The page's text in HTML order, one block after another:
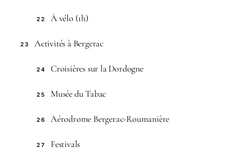
22 À vélo (1h)
23 Activités à Bergerac
24 Croisières sur la Dordogne
25 Musée du Tabac
26 Aérodrome Bergerac-Roumanière
27 Festivals